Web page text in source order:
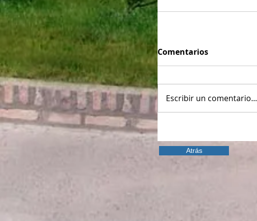
Comentarios
Escribir un comentario...
Atrás